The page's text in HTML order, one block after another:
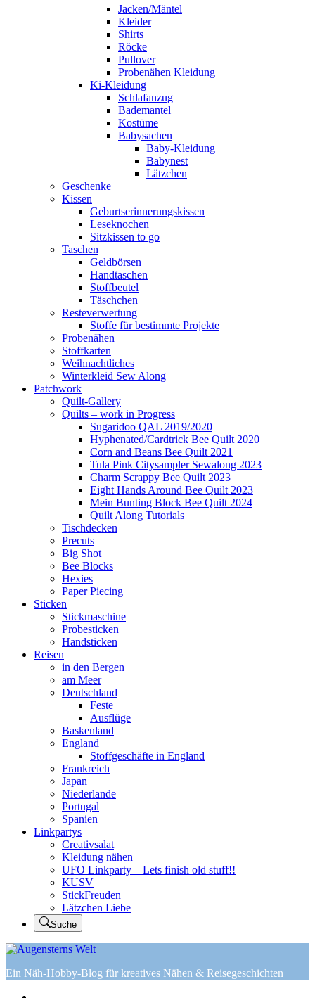
Jacken/Mäntel
Kleider
Shirts
Röcke
Pullover
Probenähen Kleidung
Ki-Kleidung
Schlafanzug
Bademantel
Kostüme
Babysachen
Baby-Kleidung
Babynest
Lätzchen
Geschenke
Kissen
Geburtserinnerungskissen
Leseknochen
Sitzkissen to go
Taschen
Geldbörsen
Handtaschen
Stoffbeutel
Täschchen
Resteverwertung
Stoffe für bestimmte Projekte
Probenähen
Stoffkarten
Weihnachtliches
Winterkleid Sew Along
Patchwork
Quilt-Gallery
Quilts – work in Progress
Sugaridoo QAL 2019/2020
Hyphenated/Cardtrick Bee Quilt 2020
Corn and Beans Bee Quilt 2021
Tula Pink Citysampler Sewalong 2023
Charm Scrappy Bee Quilt 2023
Eight Hands Around Bee Quilt 2023
Mein Bunting Block Bee Quilt 2024
Quilt Along Tutorials
Tischdecken
Precuts
Big Shot
Bee Blocks
Hexies
Paper Piecing
Sticken
Stickmaschine
Probesticken
Handsticken
Reisen
in den Bergen
am Meer
Deutschland
Feste
Ausflüge
Baskenland
England
Stoffgeschäfte in England
Frankreich
Japan
Niederlande
Portugal
Spanien
Linkpartys
Creativsalat
Kleidung nähen
UFO Linkparty – Lets finish old stuff!!
KUSV
StickFreuden
Lätzchen Liebe
Suche
Ein Näh-Hobby-Blog für kreatives Nähen & Reisegeschichten